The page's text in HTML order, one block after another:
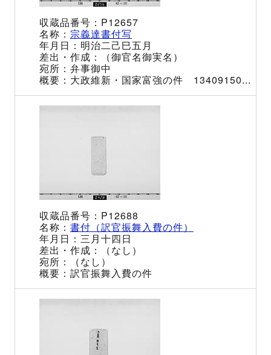
P12657
宗義達書付写
明治二己巳五月
（御官名御実名）
弁事御中
大政維新・国家富強の件 13409150...
P12688
書付（訳官振舞入費の件）
三月十四日
（なし）
（なし）
訳官振舞入費の件